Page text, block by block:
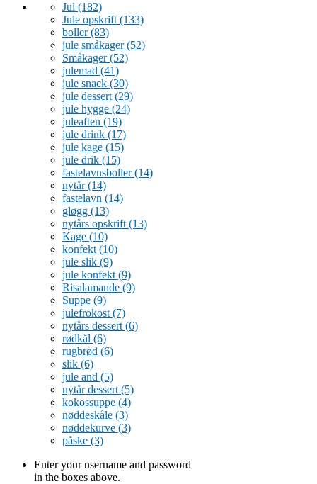
Jul (182)
Jule opskrift (133)
boller(83)
jule småkager(52)
Småkager(52)
julemad (41)
jule snack (30)
jule dessert (29)
jule hygge (24)
juleaften (19)
jule drink (17)
jule kage (15)
jule drik (15)
fastelavnsboller(14)
nytår(14)
fastelavn (14)
gløgg (13)
nytårs opskrift (13)
Kage (10)
konfekt (10)
jule slik (9)
jule konfekt (9)
Risalamande (9)
Suppe (9)
julefrokost (7)
nytårs dessert (6)
rødkål (6)
rugbrød (6)
slik (6)
jule and (5)
nytår dessert (5)
kokossuppe (4)
nøddeskåle (3)
nøddekurve (3)
påske (3)
Enter your username and password
in the boxes above.